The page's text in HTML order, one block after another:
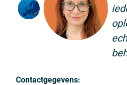
Contactgegevens: